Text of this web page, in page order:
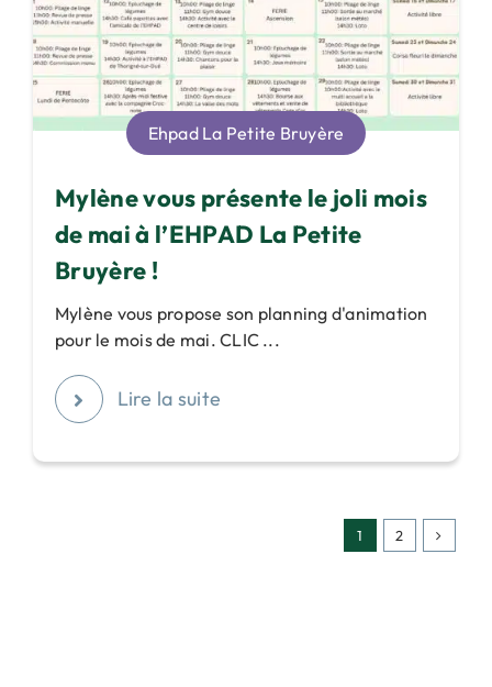
Ehpad La Petite Bruyère
Mylène vous présente le joli mois
de mai à l’EHPAD La Petite
Bruyère !
Mylène vous propose son planning d'animation
pour le mois de mai. CLIC ...
Lire la suite
1 2